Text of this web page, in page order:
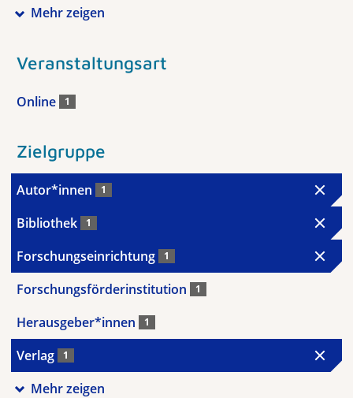
Mehr zeigen
Veranstaltungsart
Online 1
Zielgruppe
Autor*innen 1
Bibliothek 1
Forschungseinrichtung 1
Forschungsförderinstitution 1
Herausgeber*innen 1
Verlag 1
Mehr zeigen